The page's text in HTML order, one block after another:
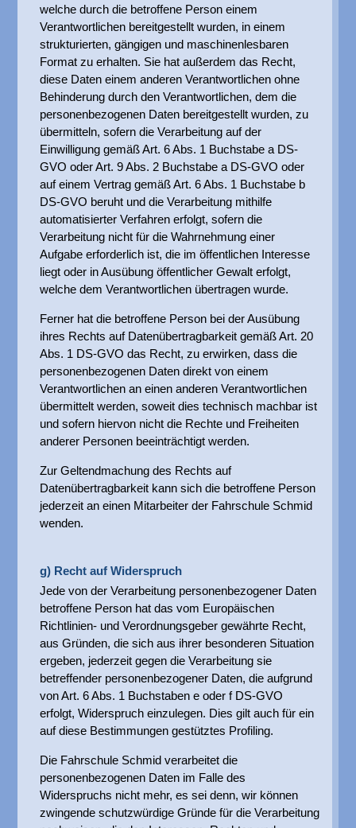
welche durch die betroffene Person einem
Verantwortlichen bereitgestellt wurden, in einem
strukturierten, gängigen und maschinenlesbaren
Format zu erhalten. Sie hat außerdem das Recht,
diese Daten einem anderen Verantwortlichen ohne
Behinderung durch den Verantwortlichen, dem die
personenbezogenen Daten bereitgestellt wurden, zu
übermitteln, sofern die Verarbeitung auf der
Einwilligung gemäß Art. 6 Abs. 1 Buchstabe a DS-
GVO oder Art. 9 Abs. 2 Buchstabe a DS-GVO oder
auf einem Vertrag gemäß Art. 6 Abs. 1 Buchstabe b
DS-GVO beruht und die Verarbeitung mithilfe
automatisierter Verfahren erfolgt, sofern die
Verarbeitung nicht für die Wahrnehmung einer
Aufgabe erforderlich ist, die im öffentlichen Interesse
liegt oder in Ausübung öffentlicher Gewalt erfolgt,
welche dem Verantwortlichen übertragen wurde.
Ferner hat die betroffene Person bei der Ausübung
ihres Rechts auf Datenübertragbarkeit gemäß Art. 20
Abs. 1 DS-GVO das Recht, zu erwirken, dass die
personenbezogenen Daten direkt von einem
Verantwortlichen an einen anderen Verantwortlichen
übermittelt werden, soweit dies technisch machbar ist
und sofern hiervon nicht die Rechte und Freiheiten
anderer Personen beeinträchtigt werden.
Zur Geltendmachung des Rechts auf
Datenübertragbarkeit kann sich die betroffene Person
jederzeit an einen Mitarbeiter der Fahrschule Schmid
wenden.
g) Recht auf Widerspruch
Jede von der Verarbeitung personenbezogener Daten
betroffene Person hat das vom Europäischen
Richtlinien- und Verordnungsgeber gewährte Recht,
aus Gründen, die sich aus ihrer besonderen Situation
ergeben, jederzeit gegen die Verarbeitung sie
betreffender personenbezogener Daten, die aufgrund
von Art. 6 Abs. 1 Buchstaben e oder f DS-GVO
erfolgt, Widerspruch einzulegen. Dies gilt auch für ein
auf diese Bestimmungen gestütztes Profiling.
Die Fahrschule Schmid verarbeitet die
personenbezogenen Daten im Falle des
Widerspruchs nicht mehr, es sei denn, wir können
zwingende schutzwürdige Gründe für die Verarbeitung